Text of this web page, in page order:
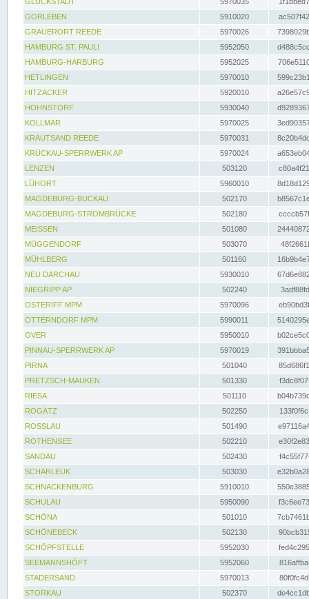
GORLEBEN
5910020
GRAUERORT REEDE
5970026
HAMBURG ST. PAULI
5952050
HAMBURG-HARBURG
5952025
HETLINGEN
5970010
HITZACKER
5920010
HOHNSTORF
5930040
KOLLMAR
5970025
KRAUTSAND REEDE
5970031
KRÜCKAU-SPERRWERK AP
5970024
LENZEN
503120
LÜHORT
5960010
MAGDEBURG-BUCKAU
502170
MAGDEBURG-STROMBRÜCKE
502180
MEISSEN
501080
MÜGGENDORF
503070
MÜHLBERG
501160
NEU DARCHAU
5930010
NIEGRIPP AP
502240
OSTERIFF MPM
5970096
OTTERNDORF MPM
5990011
OVER
5950010
PINNAU-SPERRWERK AP
5970019
PIRNA
501040
PRETZSCH-MAUKEN
501330
RIESA
501110
ROGÄTZ
502250
ROSSLAU
501490
ROTHENSEE
502210
SANDAU
502430
SCHARLEUK
503030
SCHNACKENBURG
5910010
SCHULAU
5950090
SCHÖNA
501010
SCHÖNEBECK
502130
SCHÖPFSTELLE
5952030
SEEMANNSHÖFT
5952060
STADERSAND
5970013
STORKAU
502370